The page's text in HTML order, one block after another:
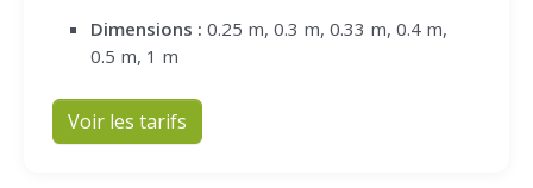
Dimensions : 0.25 m, 0.3 m, 0.33 m, 0.4 m,
0.5 m, 1 m
Voir les tarifs